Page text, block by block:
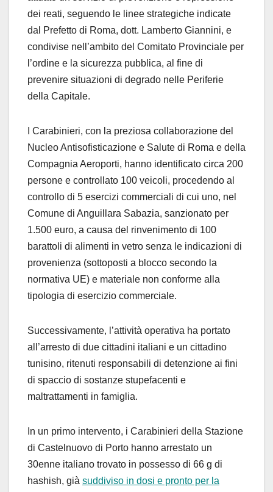
dei reati, seguendo le linee strategiche indicate
dal Prefetto di Roma, dott. Lamberto Giannini, e
condivise nell’ambito del Comitato Provinciale per
l’ordine e la sicurezza pubblica, al fine di
prevenire situazioni di degrado nelle Periferie
della Capitale.
I Carabinieri, con la preziosa collaborazione del
Nucleo Antisofisticazione e Salute di Roma e della
Compagnia Aeroporti, hanno identificato circa 200
persone e controllato 100 veicoli, procedendo al
controllo di 5 esercizi commerciali di cui uno, nel
Comune di Anguillara Sabazia, sanzionato per
1.500 euro, a causa del rinvenimento di 100
barattoli di alimenti in vetro senza le indicazioni di
provenienza (sottoposti a blocco secondo la
normativa UE) e materiale non conforme alla
tipologia di esercizio commerciale.
Successivamente, l’attività operativa ha portato
all’arresto di due cittadini italiani e un cittadino
tunisino, ritenuti responsabili di detenzione ai fini
di spaccio di sostanze stupefacenti e
maltrattamenti in famiglia.
In un primo intervento, i Carabinieri della Stazione
di Castelnuovo di Porto hanno arrestato un
30enne italiano trovato in possesso di 66 g di
hashish, già suddiviso in dosi e pronto per la